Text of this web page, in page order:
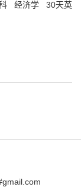
经济学
30天英